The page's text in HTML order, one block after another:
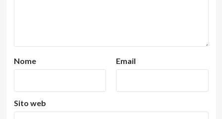
Nome Email
Sito web